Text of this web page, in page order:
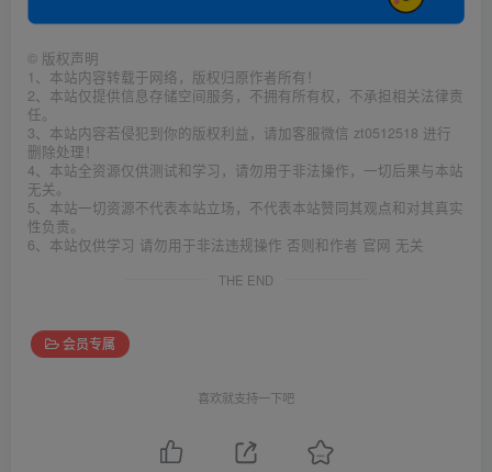
© 版权声明
1、本站内容转载于网络，版权归原作者所有！
2、本站仅提供信息存储空间服务，不拥有所有权，不承担相关法律责
任。
3、本站内容若侵犯到你的版权利益，请加客服微信 zt0512518 进行
删除处理！
4、本站全资源仅供测试和学习，请勿用于非法操作，一切后果与本站
无关。
5、本站一切资源不代表本站立场，不代表本站赞同其观点和对其真实
性负责。
6、本站仅供学习 请勿用于非法违规操作 否则和作者 官网 无关
THE END
会员专属
喜欢就支持一下吧